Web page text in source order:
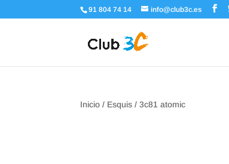
91 804 74 14 info@club3c.es
Inicio / Esquis / 3c81 atomic